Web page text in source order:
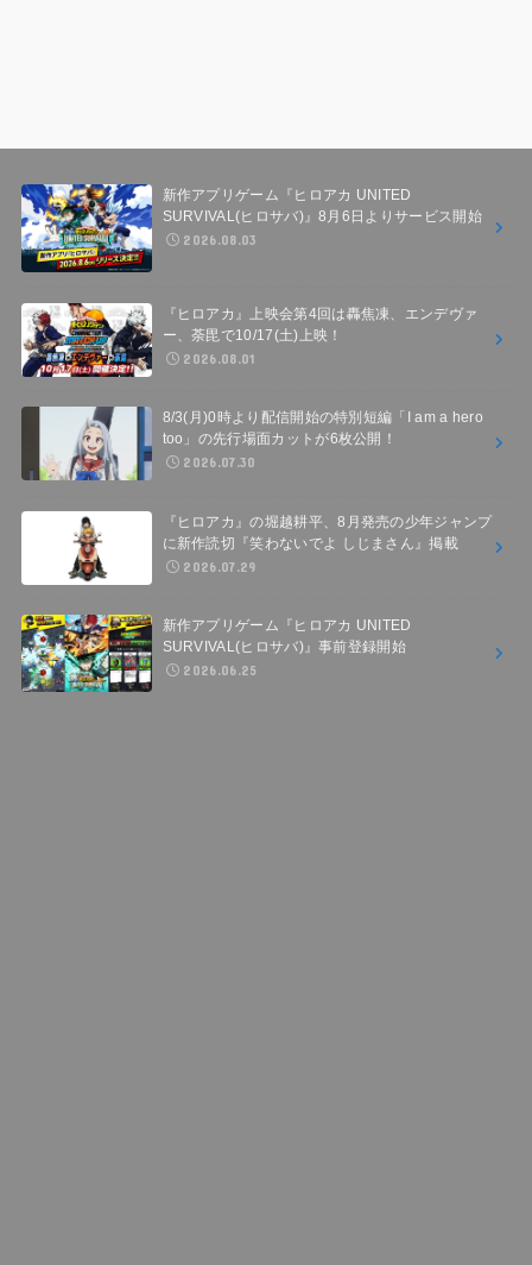
新作アプリゲーム『ヒロアカ UNITED
SURVIVAL(ヒロサバ)』8月6日よりサービス開始
2026.08.03
『ヒロアカ』上映会第4回は轟焦凍、エンデヴァ
ー、荼毘で10/17(土)上映！
2026.08.01
8/3(月)0時より配信開始の特別短編「I am a hero
too」の先行場面カットが6枚公開！
2026.07.30
『ヒロアカ』の堀越耕平、8月発売の少年ジャンプ
に新作読切『笑わないでよ しじまさん』掲載
2026.07.29
新作アプリゲーム『ヒロアカ UNITED
SURVIVAL(ヒロサバ)』事前登録開始
2026.06.25